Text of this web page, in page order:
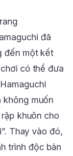
đã
đến một kết
có thể đưa
không muốn
khuôn cho
Thay vào đó,
trình độc bản